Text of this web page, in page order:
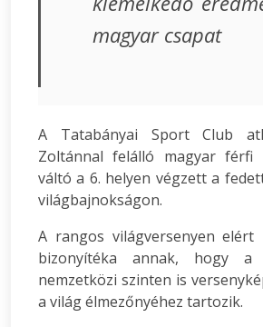
magyar csapat
A Tatabányai Sport Club
Zoltánnal felálló magyar férfi
váltó a 6. helyen végzett a
világbajnokságon.
A rangos világversenyen elért
bizonyítéka annak, hogy a
nemzetközi szinten is
a világ élmezőnyéhez tartozik.